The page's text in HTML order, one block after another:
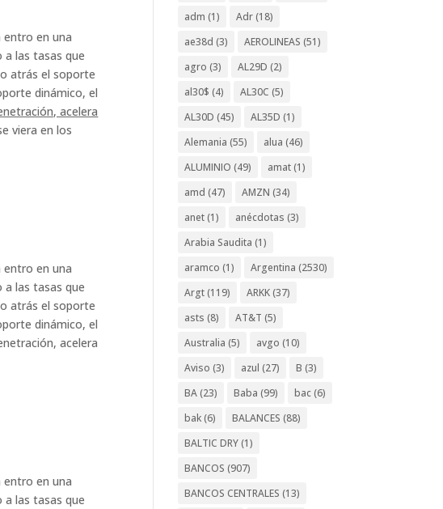
entro en una
las tasas que
atrás el soporte
dinámico, el
acelera
viera en los
entro en una
las tasas que
atrás el soporte
dinámico, el
acelera
entro en una
las tasas que
adm (1) Adr (18)
ae38d (3) AEROLINEAS (51)
agro (3) AL29D (2)
al30$ (4) AL30C (5)
AL30D (45) AL35D (1)
Alemania (55) alua (46)
ALUMINIO (49) amat (1)
amd (47) AMZN (34)
anet (1) anécdotas (3)
Arabia Saudita (1)
aramco (1) Argentina (2530)
Argt (119) ARKK (37)
asts (8) AT&T (5)
Australia (5) avgo (10)
Aviso (3) azul (27) B (3)
BA (23) Baba (99) bac (6)
bak (6) BALANCES (88)
BALTIC DRY (1)
BANCOS (907)
BANCOS CENTRALES (13)